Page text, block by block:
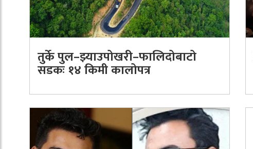
तुर्के पुल–झ्याउपोखरी–फालिदोबाटो
सडकः १४ किमी कालोपत्र